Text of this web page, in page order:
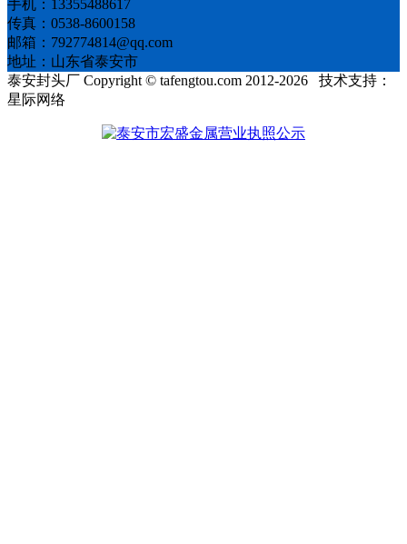
手机：13355488617
传真：0538-8600158
邮箱：792774814@qq.com
地址：山东省泰安市
泰安封头厂 Copyright © tafengtou.com 2012-2026 技术支持：
星际网络